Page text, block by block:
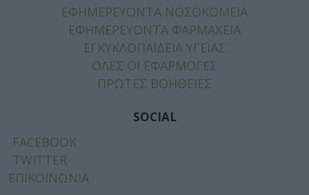
ΕΦΗΜΕΡΕΥΟΝΤΑ ΝΟΣΟΚΟΜΕΙΑ
ΕΦΗΜΕΡΕΥΟΝΤΑ ΦΑΡΜΑΚΕΙΑ
ΕΓΚΥΚΛΟΠΑΙΔΕΙΑ ΥΓΕΙΑΣ
ΟΛΕΣ ΟΙ ΕΦΑΡΜΟΓΕΣ
ΠΡΩΤΕΣ ΒΟΗΘΕΙΕΣ
SOCIAL
FACEBOOK
TWITTER
ΕΠΙΚΟΙΝΩΝΙΑ